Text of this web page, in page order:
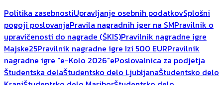
Politika zasebnostiUpravljanje osebnih podatkovSplošni
pogoji poslovanjaPravila nagradnih iger na SMPravilnik o
upravičenosti do nagrade (ŠKIS)Pravilnik nagradne igre
Majske25Pravilnik nagradne igre Izi 500 EURPravilnik
nagradne igre "e-Kolo 2026"ePoslovalnica za podjetja
Študentska delaŠtudentsko delo LjubljanaŠtudentsko delo